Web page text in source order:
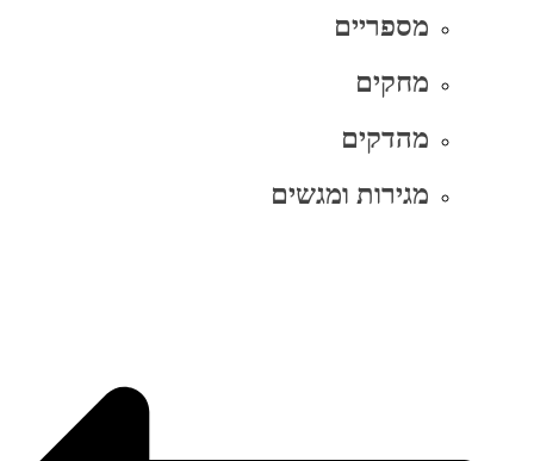
מספריים
מחקים
מהדקים
מגירות ומגשים